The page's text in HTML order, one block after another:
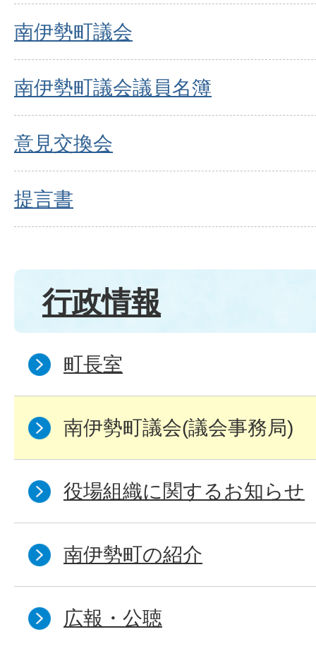
南伊勢町議会
南伊勢町議会議員名簿
意見交換会
提言書
行政情報
町長室
南伊勢町議会(議会事務局)
役場組織に関するお知らせ
南伊勢町の紹介
広報・公聴